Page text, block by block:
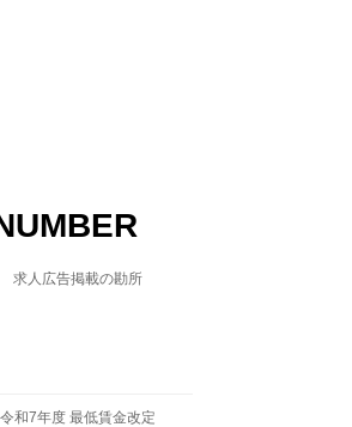
求人広告掲載の勘所
令和7年度 最低賃金改定